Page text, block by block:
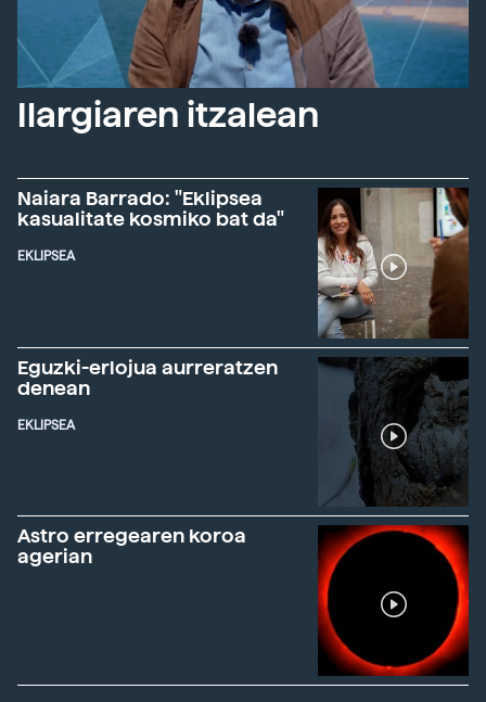
Ilargiaren itzalean
Naiara Barrado: "Eklipsea
kasualitate kosmiko bat da"
EKLIPSEA
Eguzki-erlojua aurreratzen
denean
EKLIPSEA
Astro erregearen koroa
agerian